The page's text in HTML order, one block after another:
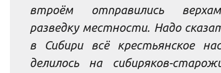
втроём отправились
разведку местности. Надо
в Сибири всё крестьянское
делилось на сибиряков-